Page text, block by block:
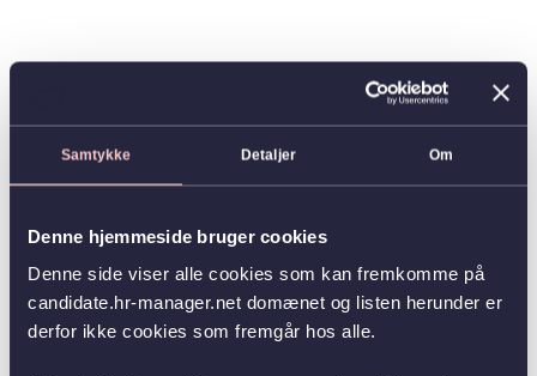
Samtykke Detaljer Om
Denne hjemmeside bruger cookies
Denne side viser alle cookies som kan fremkomme på
candidate.hr-manager.net domænet og listen herunder er
derfor ikke cookies som fremgår hos alle.